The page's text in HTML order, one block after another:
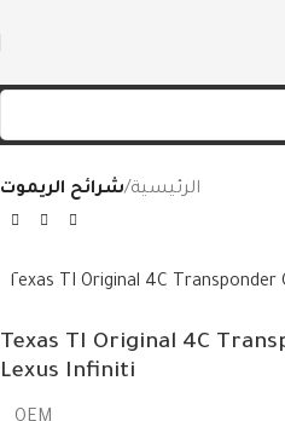
الرئيسية شرائح الريموت
Texas TI Original 4C
Lexus Infiniti